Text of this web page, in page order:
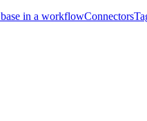
in a workflowConnectors